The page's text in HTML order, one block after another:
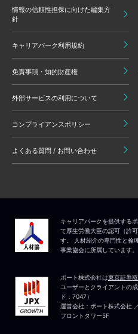
情報の信頼性担保に向けた編集方
針
キャリアパーク利用規約
免責事項・知的財産権
外部サービスの利用について
コンプライアンスポリシー
よくある質問 / お問い合わせ